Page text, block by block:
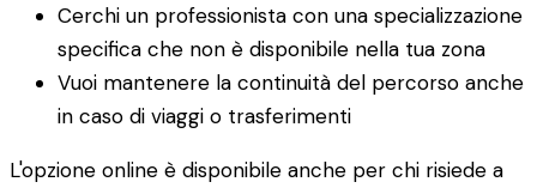
Cerchi un professionista con una specializzazione
specifica che non è disponibile nella tua zona
Vuoi mantenere la continuità del percorso anche
in caso di viaggi o trasferimenti
L'opzione online è disponibile anche per chi risiede a